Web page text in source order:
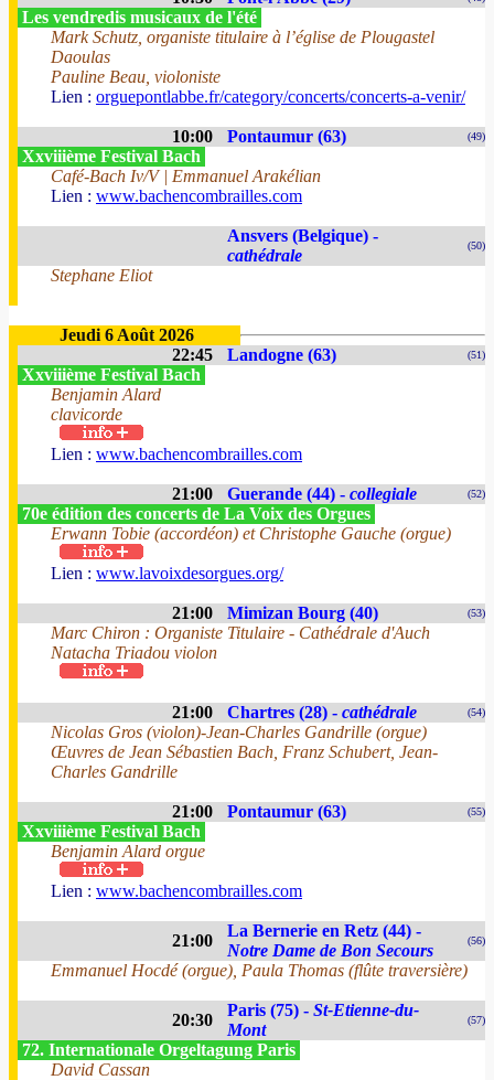
Les vendredis musicaux de l'été
Mark Schutz, organiste titulaire à l’église de Plougastel
Daoulas
Pauline Beau, violoniste
Lien : orguepontlabbe.fr/category/concerts/concerts-a-venir/
10:00 Pontaumur (63) (49)
Xxviiième Festival Bach
Café-Bach Iv/V | Emmanuel Arakélian
Lien : www.bachencombrailles.com
Ansvers (Belgique) -
cathédrale
(50)
Stephane Eliot
Jeudi 6 Août 2026
22:45
Landogne (63) (51)
Xxviiième Festival Bach
Benjamin Alard
clavicorde
Lien : www.bachencombrailles.com
21:00 Guerande (44) - collegiale (52)
70e édition des concerts de La Voix des Orgues
Erwann Tobie (accordéon) et Christophe Gauche (orgue)
Lien : www.lavoixdesorgues.org/
21:00 Mimizan Bourg (40) (53)
Marc Chiron : Organiste Titulaire - Cathédrale d'Auch
Natacha Triadou violon
21:00 Chartres (28) - cathédrale (54)
Nicolas Gros (violon)-Jean-Charles Gandrille (orgue)
Œuvres de Jean Sébastien Bach, Franz Schubert, Jean-
Charles Gandrille
21:00 Pontaumur (63) (55)
Xxviiième Festival Bach
Benjamin Alard orgue
Lien : www.bachencombrailles.com
21:00
La Bernerie en Retz (44) -
Notre Dame de Bon Secours
(56)
Emmanuel Hocdé (orgue), Paula Thomas (flûte traversière)
20:30
Paris (75) - St-Etienne-du-
Mont
(57)
72. Internationale Orgeltagung Paris
David Cassan